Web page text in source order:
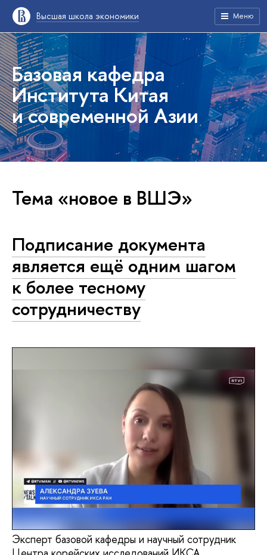
Высшая школа экономики Меню
Базовая кафедра
Института Китая
и современной Азии
Тема «новое в ВШЭ»
Подписание документа
является ещё одним шагом
к более тесному
сотрудничеству
Эксперт базовой кафедры и научный сотрудник